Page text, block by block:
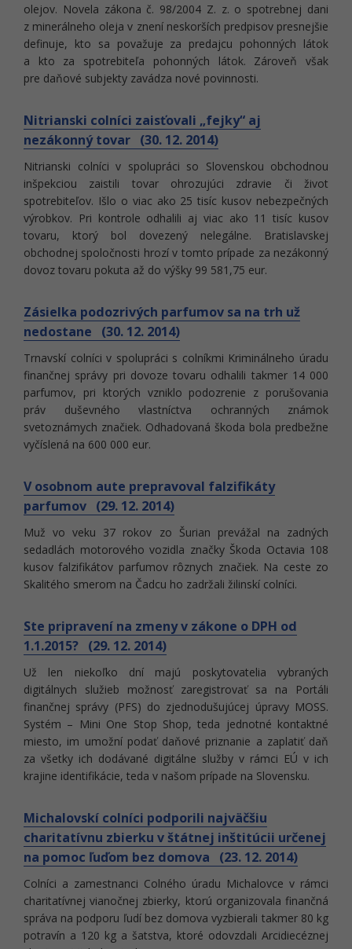
olejov. Novela zákona č. 98/2004 Z. z. o spotrebnej dani
z minerálneho oleja v znení neskorších predpisov presnejšie
definuje, kto sa považuje za predajcu pohonných látok
a kto za spotrebiteľa pohonných látok. Zároveň však
pre daňové subjekty zavádza nové povinnosti.
Nitrianski colníci zaisťovali „fejky“ aj
nezákonný tovar (30. 12. 2014)
Nitrianski colníci v spolupráci so Slovenskou obchodnou
inšpekciou zaistili tovar ohrozujúci zdravie či život
spotrebiteľov. Išlo o viac ako 25 tisíc kusov nebezpečných
výrobkov. Pri kontrole odhalili aj viac ako 11 tisíc kusov
tovaru, ktorý bol dovezený nelegálne. Bratislavskej
obchodnej spoločnosti hrozí v tomto prípade za nezákonný
dovoz tovaru pokuta až do výšky 99 581,75 eur.
Zásielka podozrivých parfumov sa na trh už
nedostane (30. 12. 2014)
Trnavskí colníci v spolupráci s colníkmi Kriminálneho úradu
finančnej správy pri dovoze tovaru odhalili takmer 14 000
parfumov, pri ktorých vzniklo podozrenie z porušovania
práv duševného vlastníctva ochranných známok
svetoznámych značiek. Odhadovaná škoda bola predbežne
vyčíslená na 600 000 eur.
V osobnom aute prepravoval falzifikáty
parfumov (29. 12. 2014)
Muž vo veku 37 rokov zo Šurian prevážal na zadných
sedadlách motorového vozidla značky Škoda Octavia 108
kusov falzifikátov parfumov rôznych značiek. Na ceste zo
Skalitého smerom na Čadcu ho zadržali žilinskí colníci.
Ste pripravení na zmeny v zákone o DPH od
1.1.2015? (29. 12. 2014)
Už len niekoľko dní majú poskytovatelia vybraných
digitálnych služieb možnosť zaregistrovať sa na Portáli
finančnej správy (PFS) do zjednodušujúcej úpravy MOSS.
Systém – Mini One Stop Shop, teda jednotné kontaktné
miesto, im umožní podať daňové priznanie a zaplatiť daň
za všetky ich dodávané digitálne služby v rámci EÚ v ich
krajine identifikácie, teda v našom prípade na Slovensku.
Michalovskí colníci podporili najväčšiu
charitatívnu zbierku v štátnej inštitúcii určenej
na pomoc ľuďom bez domova (23. 12. 2014)
Colníci a zamestnanci Colného úradu Michalovce v rámci
charitatívnej vianočnej zbierky, ktorú organizovala finančná
správa na podporu ľudí bez domova vyzbierali takmer 80 kg
potravín a 120 kg a šatstva, ktoré odovzdali Arcidiecéznej